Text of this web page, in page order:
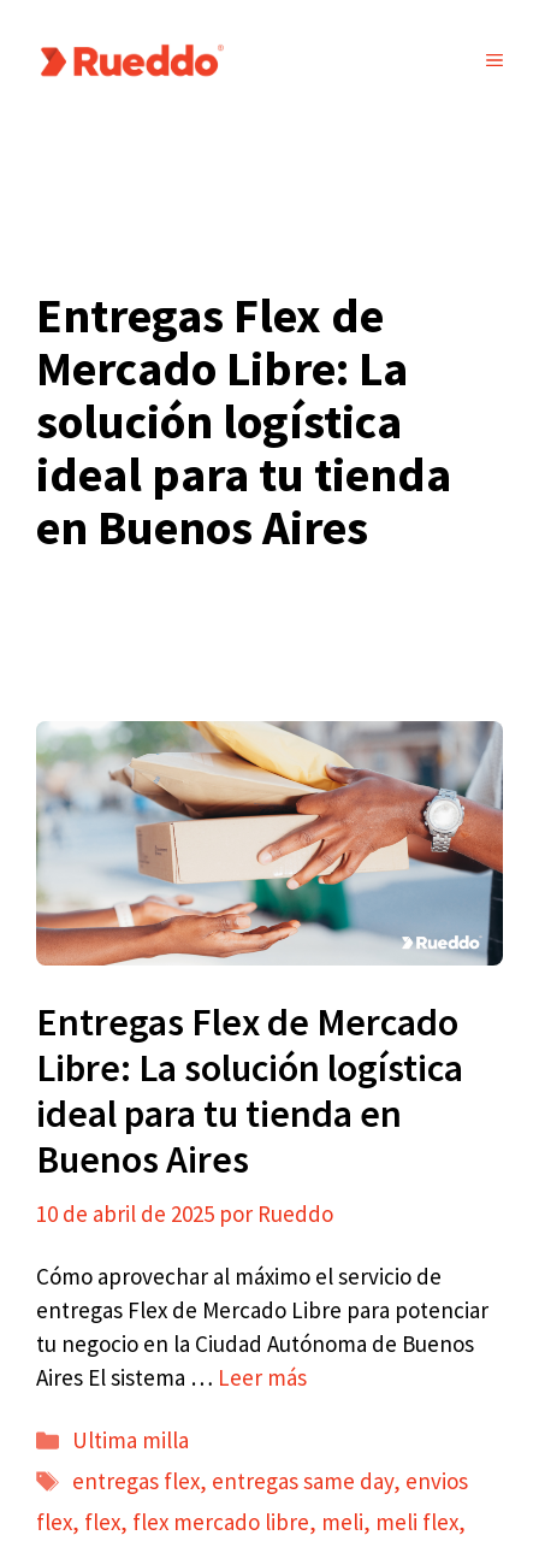
contenido
Entregas Flex de
Mercado Libre: La
solución logística
ideal para tu tienda
en Buenos Aires
Entregas Flex de Mercado
Libre: La solución logística
ideal para tu tienda en
Buenos Aires
10 de abril de 2025 por Rueddo
Cómo aprovechar al máximo el servicio de
entregas Flex de Mercado Libre para potenciar
tu negocio en la Ciudad Autónoma de Buenos
Aires El sistema … Leer más
Categorías
Ultima milla
Etiquetas
entregas flex, entregas same day, envios
flex, flex, flex mercado libre, meli, meli flex,